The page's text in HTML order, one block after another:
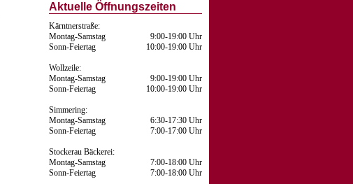
Aktuelle Öffnungszeiten
Kärntnerstraße:
Montag-Samstag
Sonn-Feiertag
9:00-19:00 Uhr
10:00-19:00 Uhr
Wollzeile:
Montag-Samstag
Sonn-Feiertag
9:00-19:00 Uhr
10:00-19:00 Uhr
Simmering:
Montag-Samstag
Sonn-Feiertag
6:30-17:30 Uhr
7:00-17:00 Uhr
Stockerau Bäckerei:
Montag-Samstag
7:00-18:00 Uhr
Sonn-Feiertag
7:00-18:00 Uhr